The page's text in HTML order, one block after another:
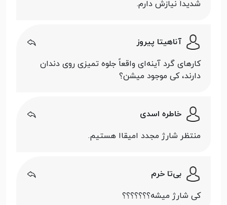
شدیداً نیازش دارم.
آناهیتا پیروز
کارهای گرد آینه‌ای واقعاً جلوه تمیزی روی دندان
دارند، کی موجود میشن؟
خاطره اسدی
منتظر شارژ مجدد امیقاا هستیم.
بی‌تا خرم
کی شارژ میشه؟؟؟؟؟؟؟